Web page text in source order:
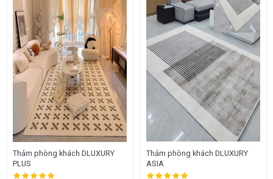
Thảm phòng khách DLUXURY
PLUS
Thảm phòng khách DLUXURY
ASIA